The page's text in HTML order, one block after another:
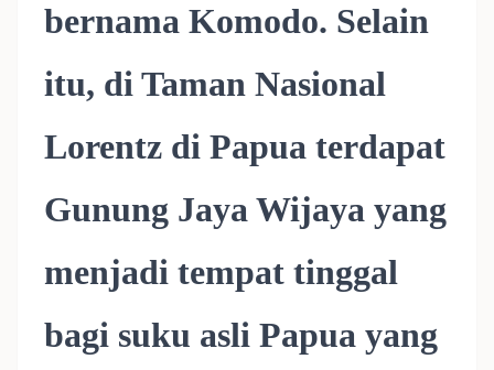
bernama Komodo. Selain
itu, di Taman Nasional
Lorentz di Papua terdapat
Gunung Jaya Wijaya yang
menjadi tempat tinggal
bagi suku asli Papua yang